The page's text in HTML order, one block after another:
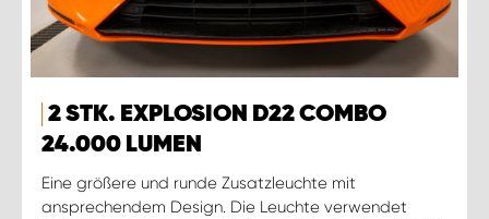
2 STK. EXPLOSION D22 COMBO
24.000 LUMEN
Eine größere und runde Zusatzleuchte mit
ansprechendem Design. Die Leuchte verwendet